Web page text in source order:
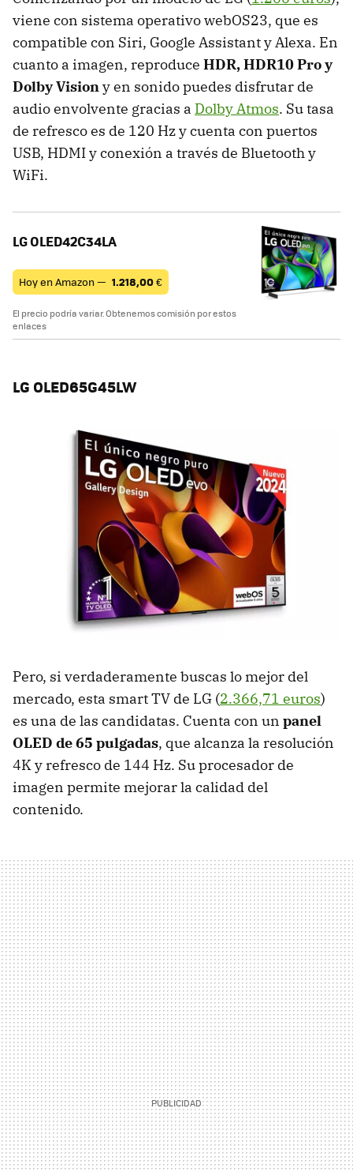
viene con sistema operativo webOS23, que es
compatible con Siri, Google Assistant y Alexa. En
cuanto a imagen, reproduce HDR, HDR10 Pro y
Dolby Vision y en sonido puedes disfrutar de
audio envolvente gracias a Dolby Atmos. Su tasa
de refresco es de 120 Hz y cuenta con puertos
USB, HDMI y conexión a través de Bluetooth y
WiFi.
LG OLED42C34LA
Hoy en Amazon — 1.218,00€
El precio podría variar. Obtenemos comisión por estos
enlaces
LG OLED65G45LW
Pero, si verdaderamente buscas lo mejor del
mercado, esta smart TV de LG (2.366,71 euros)
es una de las candidatas. Cuenta con un panel
OLED de 65 pulgadas, que alcanza la resolución
4K y refresco de 144 Hz. Su procesador de
imagen permite mejorar la calidad del
contenido.